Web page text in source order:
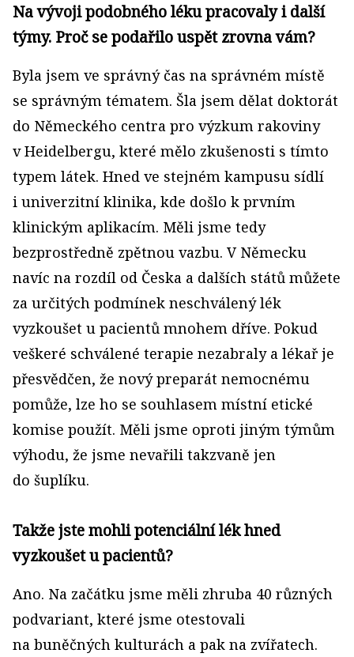
Na vývoji podobného léku pracovaly i další
týmy. Proč se podařilo uspět zrovna vám?
Byla jsem ve správný čas na správném místě
se správným tématem. Šla jsem dělat doktorát
do Německého centra pro výzkum rakoviny
v Heidelbergu, které mělo zkušenosti s tímto
typem látek. Hned ve stejném kampusu sídlí
i univerzitní klinika, kde došlo k prvním
klinickým aplikacím. Měli jsme tedy
bezprostředně zpětnou vazbu. V Německu
navíc na rozdíl od Česka a dalších států můžete
za určitých podmínek neschválený lék
vyzkoušet u pacientů mnohem dříve. Pokud
veškeré schválené terapie nezabraly a lékař je
přesvědčen, že nový preparát nemocnému
pomůže, lze ho se souhlasem místní etické
komise použít. Měli jsme oproti jiným týmům
výhodu, že jsme nevařili takzvaně jen
do šuplíku.
Takže jste mohli potenciální lék hned
vyzkoušet u pacientů?
Ano. Na začátku jsme měli zhruba 40 různých
podvariant, které jsme otestovali
na buněčných kulturách a pak na zvířatech.